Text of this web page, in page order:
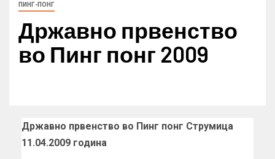
ПИНГ-ПОНГ
Државно првенство
во Пинг понг 2009
Државно првенство во Пинг понг Струмица
11.04.2009 година